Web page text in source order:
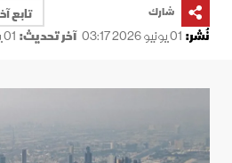
شارك
تابع
نُشر: 01 يونيو 2026 03:17 آخر تحديث: 01 يونيو 2026 03:18